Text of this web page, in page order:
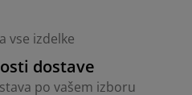
vse izdelke
dostave
po vašem izboru